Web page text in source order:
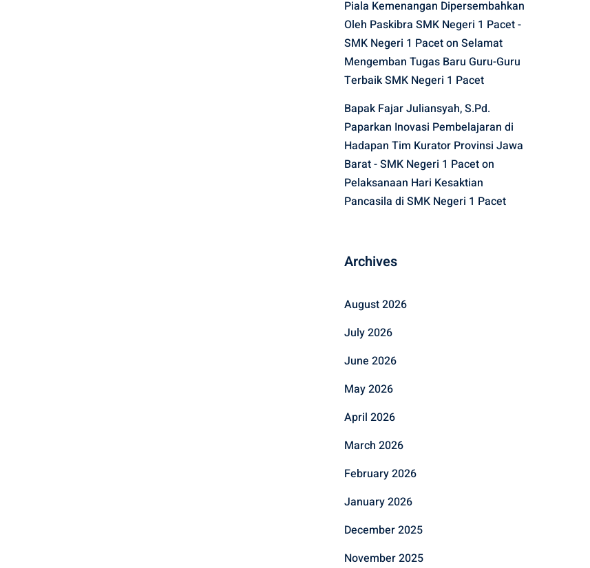
Piala Kemenangan Dipersembahkan
Oleh Paskibra SMK Negeri 1 Pacet -
SMK Negeri 1 Paceton Selamat
Mengemban Tugas Baru Guru-Guru
Terbaik SMK Negeri 1 Pacet
Bapak Fajar Juliansyah, S.Pd.
Paparkan Inovasi Pembelajaran di
Hadapan Tim Kurator Provinsi Jawa
Barat - SMK Negeri 1 Paceton
Pelaksanaan Hari Kesaktian
Pancasila di SMK Negeri 1 Pacet
Archives
August 2026
July 2026
June 2026
May 2026
April 2026
March 2026
February 2026
January 2026
December 2025
November 2025